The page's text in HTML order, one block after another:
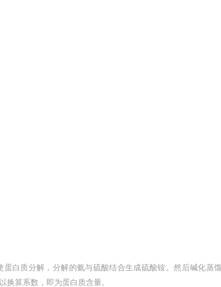
白质分解，分解的氨与硫酸结合生成硫酸铵。然后碱化蒸
换算系数，即为蛋白质含量。